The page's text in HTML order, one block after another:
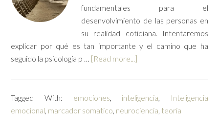
fundamentales para el
desenvolvimiento de las personas en
su realidad cotidiana. Intentaremos
explicar por qué es tan importante y el camino que ha
seguido la psicología p … [Read more...]
Tagged With: emociones, inteligencia,
Inteligencia
emocional, marcador somatico, neurociencia, teoria